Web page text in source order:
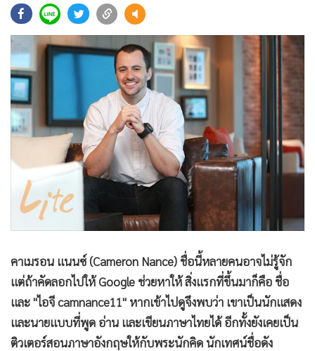
• คอลัมนิสต์
• ละคร
• CbizReview
• Cyber BIZ
• ผู้จัดกวน
• Good health & Well-being
Green Innovation & SD
• Management & HR
MGR Live
Infographic
• การเมือง
กีฬา
• ต่างประเทศ
• Special Scoop
• เศรษฐกิจ-ธุรกิจ
คาเมรอน แนนซ์ (Cameron Nance) ชื่อนี้หลายคนอาจไม่รู้จัก
แต่ถ้าคัดลอกไปให้ Google ช่วยหาให้ สิ่งแรกที่ขึ้นมาก็คือ ชื่อ
และ "ไอจี camnance11" หากเข้าไปดูจึงพบว่า เขาเป็นนักแสดง
และนายแบบที่พูด อ่าน และเขียนภาษาไทยได้ อีกทั้งยังเคยเป็น
ติวเตอร์สอนภาษาอังกฤษให้กับพระนักคิด นักเทศน์ชื่อดัง